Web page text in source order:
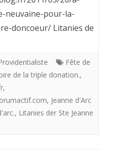
d’Arc
le
janvier
neuvaine-pour-la-
doncoeur/ Litanies de
Fête de
de la triple donation.,
,
, Jeanne d'Arc
, Litanies der Ste Jeanne